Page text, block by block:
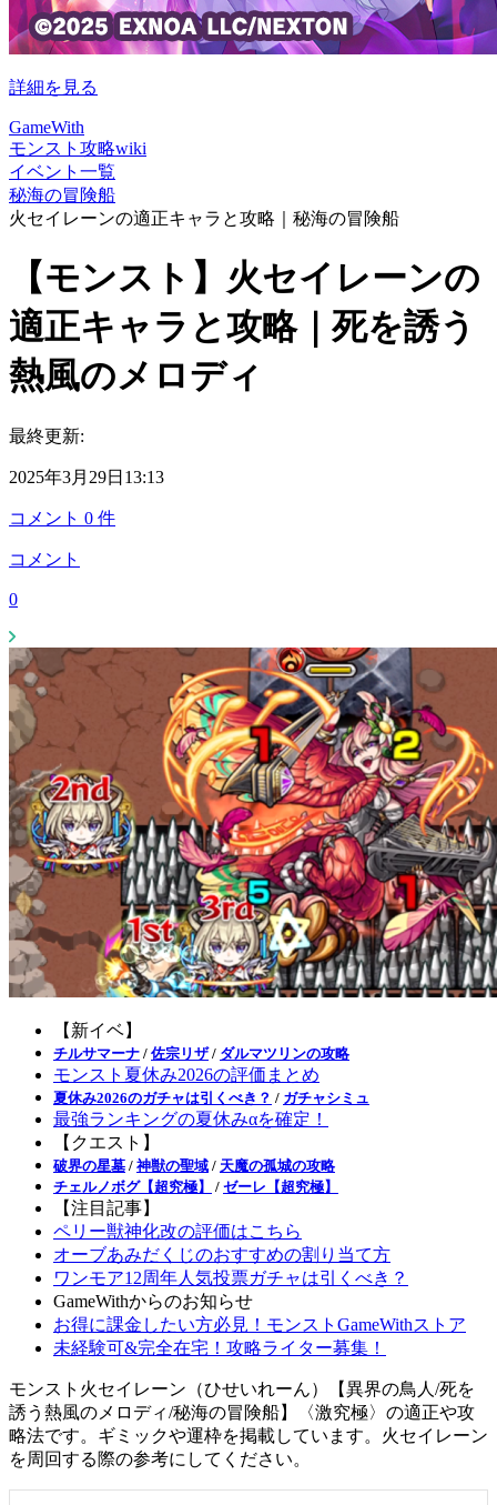
詳細を見る
GameWith
モンスト攻略wiki
イベント一覧
秘海の冒険船
火セイレーンの適正キャラと攻略｜秘海の冒険船
【モンスト】火セイレーンの
適正キャラと攻略｜死を誘う
熱風のメロディ
最終更新:
2025年3月29日13:13
コメント 0 件
コメント
0
【新イベ】
チルサマーナ / 佐宗リザ/ ダルマツリンの攻略
モンスト夏休み2026の評価まとめ
夏休み2026のガチャは引くべき？ / ガチャシミュ
最強ランキングの夏休みαを確定！
【クエスト】
破界の星墓 / 神獣の聖域 / 天魔の孤城の攻略
チェルノボグ【超究極】
/ ゼーレ【超究極】
【注目記事】
ペリー獣神化改の評価はこちら
オーブあみだくじのおすすめの割り当て方
ワンモア12周年人気投票ガチャは引くべき？
GameWithからのお知らせ
お得に課金したい方必見！モンストGameWithストア
未経験可&完全在宅！攻略ライター募集！
モンスト火セイレーン（ひせいれーん）【異界の鳥人/死を
誘う熱風のメロディ/秘海の冒険船】〈激究極〉の適正や攻
略法です。ギミックや運枠を掲載しています。火セイレーン
を周回する際の参考にしてください。